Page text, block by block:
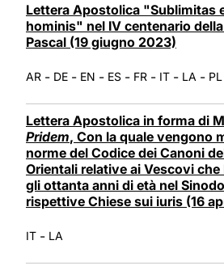
Lettera Apostolica "Sublimitas
hominis" nel IV centenario
Pascal (19 giugno 2023)
AR - DE - EN - ES - FR - IT - LA - PL
Lettera Apostolica in forma di
Pridem, Con la quale vengono
norme del Codice dei Canoni
Orientali relative ai Vescovi
gli ottanta anni di età nel
rispettive Chiese sui iuris (16
IT - LA